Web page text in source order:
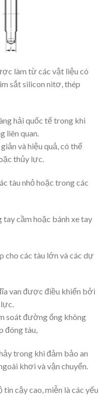
làm từ các vật liệu có
sắt silicon nitơ, thép
hải quốc tế trong khi
liên quan.
và hiệu quả, có thể
thủy lực.
tàu nhỏ hoặc trong các
tay cầm hoặc bánh xe tay
cho các tàu lớn và các dự
van được điều khiển bởi
soát đường ống không
đóng tàu,
trong khi đảm bảo an
khơi và vận chuyển.
tin cậy cao, miễn là các yếu